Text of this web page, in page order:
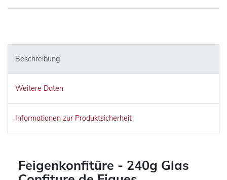
Beschreibung
Weitere Daten
Informationen zur Produktsicherheit
Feigenkonfitüre - 240g Glas